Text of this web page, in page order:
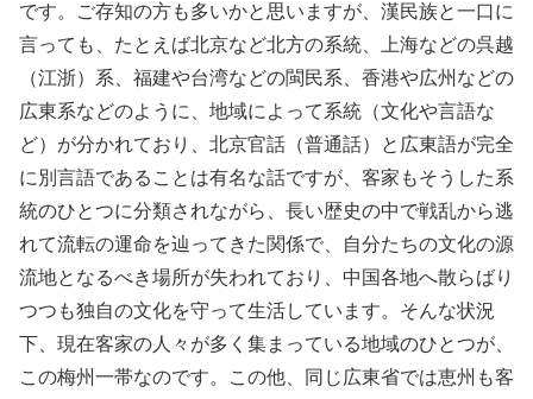
です。ご存知の方も多いかと思いますが、漢民族と一口に
言っても、たとえば北京など北方の系統、上海などの呉越
（江浙）系、福建や台湾などの閩民系、香港や広州などの
広東系などのように、地域によって系統（文化や言語な
ど）が分かれており、北京官話（普通話）と広東語が完全
に別言語であることは有名な話ですが、客家もそうした系
統のひとつに分類されながら、長い歴史の中で戦乱から逃
れて流転の運命を辿ってきた関係で、自分たちの文化の源
流地となるべき場所が失われており、中国各地へ散らばり
つつも独自の文化を守って生活しています。そんな状況
下、現在客家の人々が多く集まっている地域のひとつが、
この梅州一帯なのです。この他、同じ広東省では恵州も客